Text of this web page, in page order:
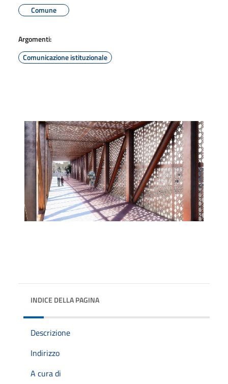
Comune
Argomenti:
Comunicazione istituzionale
INDICE DELLA PAGINA
Descrizione
Indirizzo
A cura di